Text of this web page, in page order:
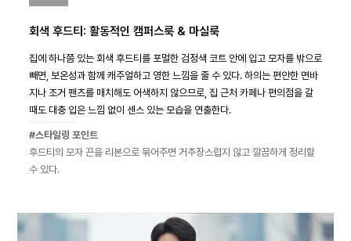
회색 후드티: 활동적인 캠퍼스룩 & 마실룩
집에 하나쯤 있는 회색 후드티를 포멀한 검정색 코트 안에 입고 모자를 밖으로
빼면, 보온성과 함께 캐주얼하고 영한 느낌을 줄 수 있다. 하의는 편안한 면바
지나 조거 팬츠를 매치해도 어색하지 않으므로, 집 근처 카페나 편의점을 갈
때도 대충 입은 느낌 없이 센스 있는 모습을 연출한다.
#스타일링 포인트
후드티의 모자 끈을 리본으로 묶어주면 거추장스럽지 않고 깔끔하게 정리할
수 있다.